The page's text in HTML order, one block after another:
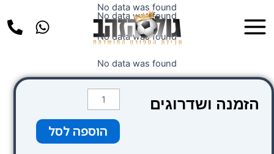
לתוכן
Menu
No data was found
No data was found
No data was found
No data was found
הזמנה ושדרוגים
כמות
של
קטגוריה
1
הוספה לסל